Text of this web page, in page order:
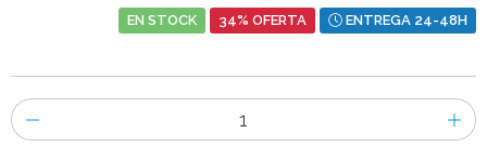
EN STOCK 34% OFERTA ENTREGA 24-48H
Número
de